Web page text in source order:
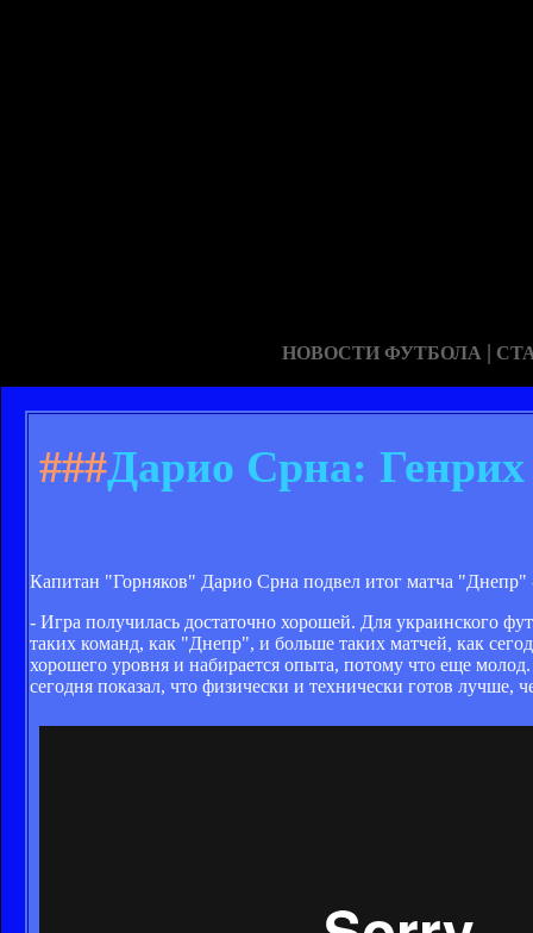
НОВОСТИ ФУТБОЛА |
###Дарио Срна: Генрих
Капитан "Горняков" Дарио Срна подвел итог матча
- Игра получилась достаточно хорошей. Для украинского
таких команд, как "Днепр", и больше таких матчей, как
хорошего уровня и набирается опыта, потому что еще
сегодня показал, что физически и технически готов лучше,